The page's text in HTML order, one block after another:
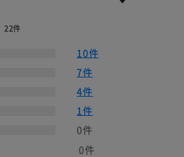
22件
10件
7件
4件
1件
0件
0件